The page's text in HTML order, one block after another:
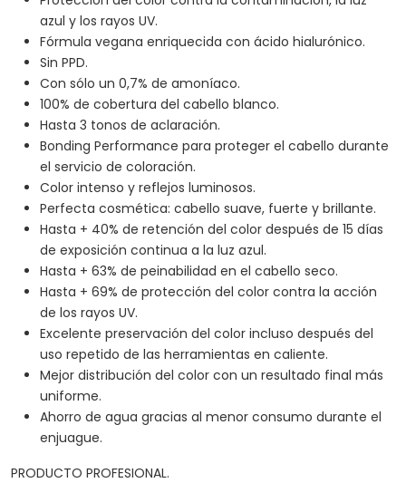
azul y los rayos UV.
Fórmula vegana enriquecida con ácido hialurónico.
Sin PPD.
Con sólo un 0,7% de amoníaco.
100% de cobertura del cabello blanco.
Hasta 3 tonos de aclaración.
Bonding Performance para proteger el cabello durante
el servicio de coloración.
Color intenso y reflejos luminosos.
Perfecta cosmética: cabello suave, fuerte y brillante.
Hasta + 40% de retención del color después de 15 días
de exposición continua a la luz azul.
Hasta + 63% de peinabilidad en el cabello seco.
Hasta + 69% de protección del color contra la acción
de los rayos UV.
Excelente preservación del color incluso después del
uso repetido de las herramientas en caliente.
Mejor distribución del color con un resultado final más
uniforme.
Ahorro de agua gracias al menor consumo durante el
enjuague.
PRODUCTO PROFESIONAL.